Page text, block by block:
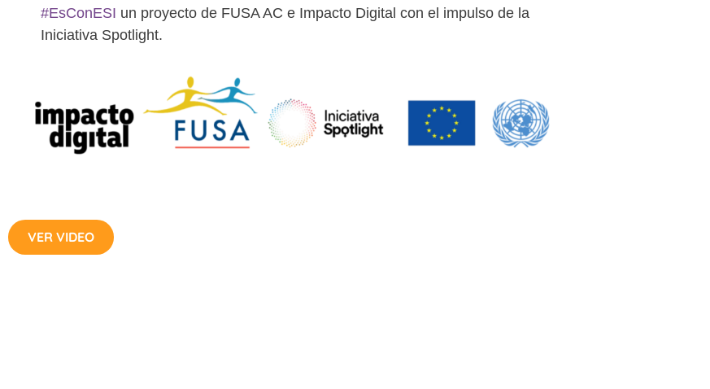
#EsConESI un proyecto de FUSA AC e Impacto Digital con el impulso de la
Iniciativa Spotlight.
VER VIDEO